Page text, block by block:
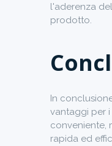
l'aderenza
prodotto.
In
vantaggi per
conveniente,
rapida ed